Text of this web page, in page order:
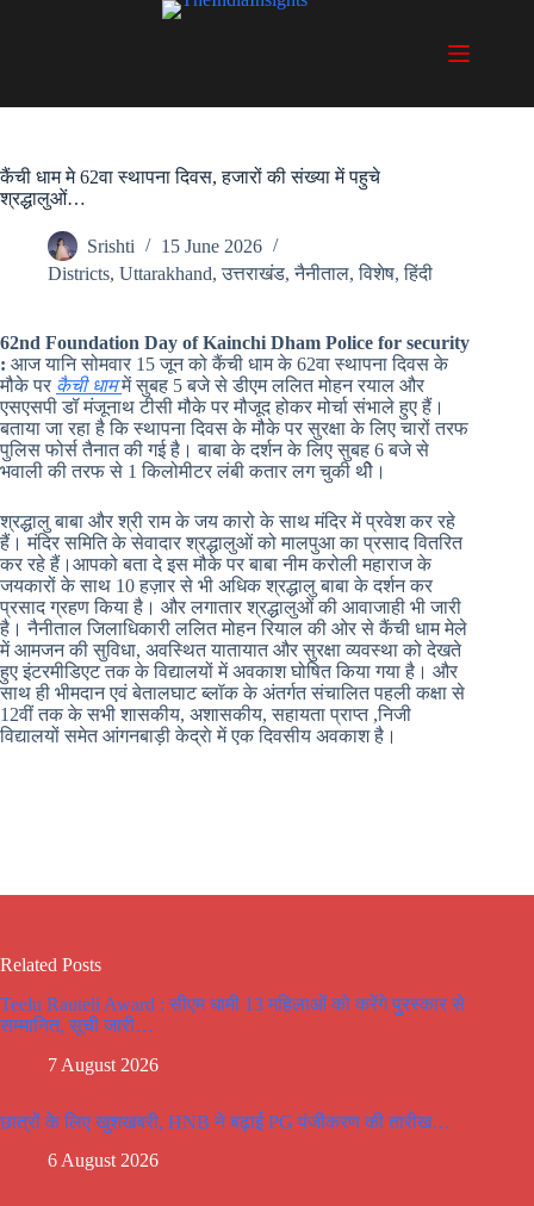
कैंची धाम मे 62वा स्थापना दिवस, हजारों की संख्या में पहुचे
श्रद्धालुओं…
Srishti
15 June 2026
Districts, Uttarakhand,उत्तराखंड,नैनीताल,विशेष,हिंदी
62nd Foundation Day of Kainchi Dham Police for security
: आज यानि सोमवार 15 जून को कैंची धाम के 62वा स्थापना दिवस के
मौके पर कैची धाममें सुबह 5 बजे से डीएम ललित मोहन रयाल और
एसएसपी डॉ मंजूनाथ टीसी मौके पर मौजूद होकर मोर्चा संभाले हुए हैं।
बताया जा रहा है कि स्थापना दिवस के मौके पर सुरक्षा के लिए चारों तरफ
पुलिस फोर्स तैनात की गई है। बाबा के दर्शन के लिए सुबह 6 बजे से
भवाली की तरफ से 1 किलोमीटर लंबी कतार लग चुकी थीे।
श्रद्धालु बाबा और श्री राम के जय कारो के साथ मंदिर में प्रवेश कर रहे
हैं। मंदिर समिति के सेवादार श्रद्धालुओं को मालपुआ का प्रसाद वितरित
कर रहे हैं।आपको बता दे इस मौके पर बाबा नीम करोली महाराज के
जयकारों के साथ 10 हज़ार से भी अधिक श्रद्धालु बाबा के दर्शन कर
प्रसाद ग्रहण किया है। और लगातार श्रद्धालुओं की आवाजाही भी जारी
है। नैनीताल जिलाधिकारी ललित मोहन रियाल की ओर से कैंची धाम मेले
में आमजन की सुविधा, अवस्थित यातायात और सुरक्षा व्यवस्था को देखते
हुए इंटरमीडिएट तक के विद्यालयों में अवकाश घोषित किया गया है। और
साथ ही भीमदान एवं बेतालघाट ब्लॉक के अंतर्गत संचालित पहली कक्षा से
12वीं तक के सभी शासकीय, अशासकीय, सहायता प्राप्त ,निजी
विद्यालयों समेत आंगनबाड़ी केद्राे में एक दिवसीय अवकाश है।
Related Posts
Teelu Rauteli Award : सीएम धामी 13 महिलाओं को करेंगे पुरस्कार से
सम्मानित, सूची जारी…
7 August 2026
छात्रों के लिए खुशखबरी, HNB ने बढ़ाई PG पंजीकरण की तारीख…
6 August 2026